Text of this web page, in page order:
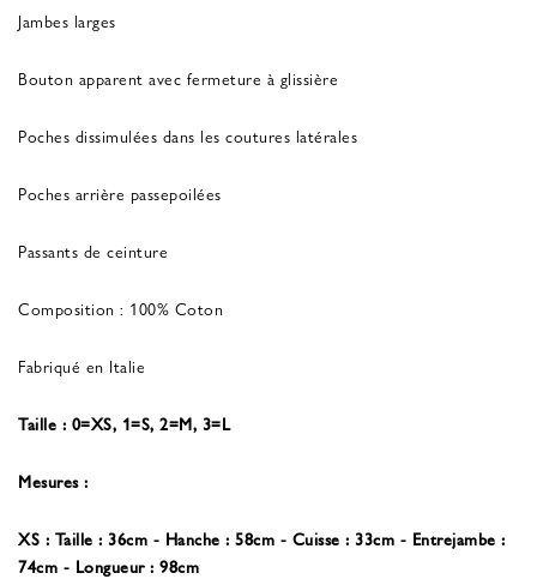
Jambes larges
Bouton apparent avec fermeture à glissière
Poches dissimulées dans les coutures latérales
Poches arrière passepoilées
Passants de ceinture
Composition : 100% Coton
Fabriqué en Italie
Taille : 0=XS, 1=S, 2=M, 3=L
Mesures :
XS : Taille : 36cm - Hanche : 58cm - Cuisse : 33cm - Entrejambe :
74cm - Longueur : 98cm